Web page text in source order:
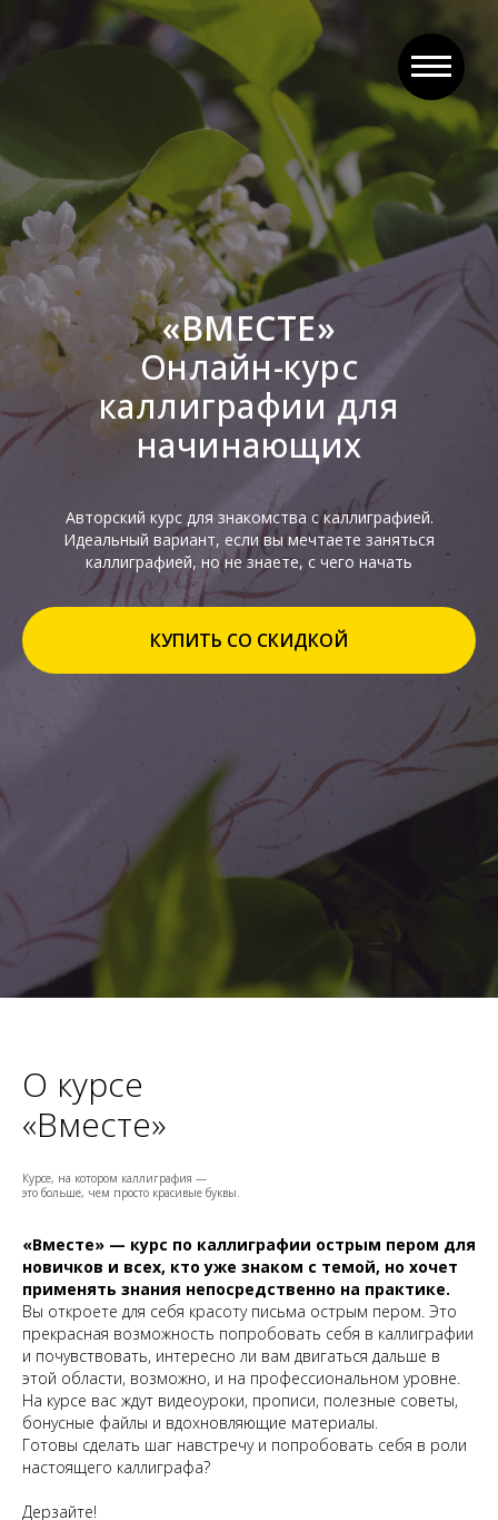
«ВМЕСТЕ»
Онлайн-курс
каллиграфии для
начинающих
Авторский курс для знакомства с каллиграфией.
Идеальный вариант, если вы мечтаете заняться
каллиграфией, но не знаете, с чего начать
КУПИТЬ СО СКИДКОЙ
О курсе
«Вместе»
Курсе, на котором каллиграфия —
это больше, чем просто красивые буквы.
«Вместе» — курс по каллиграфии острым пером для
новичков и всех, кто уже знаком с темой, но хочет
применять знания непосредственно на практике.
Вы откроете для себя красоту письма острым пером. Это
прекрасная возможность попробовать себя в каллиграфии
и почувствовать, интересно ли вам двигаться дальше в
этой области, возможно, и на профессиональном уровне.
На курсе вас ждут видеоуроки, прописи, полезные советы,
бонусные файлы и вдохновляющие материалы.
Готовы сделать шаг навстречу и попробовать себя в роли
настоящего каллиграфа?
Дерзайте!